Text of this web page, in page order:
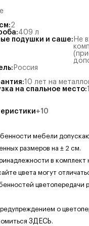
:2
:409 л
подушки и саше: Не
: Россия
:10 лет на
на спальное место:
+10
мебели
размеров на ± 2 см.
в комплект
цвета могут
цветопередачи
о
ЗДЕСЬ.